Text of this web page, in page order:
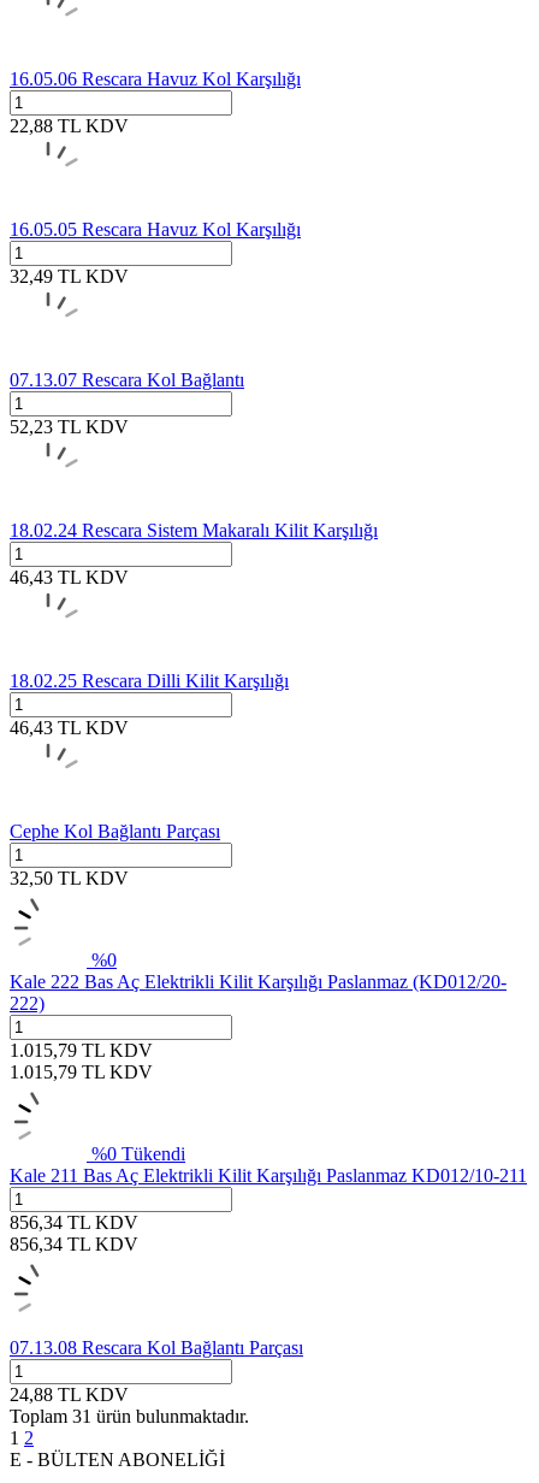
16.05.06 Rescara Havuz Kol Karşılığı
22,88 TL KDV
16.05.05 Rescara Havuz Kol Karşılığı
32,49 TL KDV
07.13.07 Rescara Kol Bağlantı
52,23 TL KDV
18.02.24 Rescara Sistem Makaralı Kilit Karşılığı
46,43 TL KDV
18.02.25 Rescara Dilli Kilit Karşılığı
46,43 TL KDV
Cephe Kol Bağlantı Parçası
32,50 TL KDV
%0
Kale 222 Bas Aç Elektrikli Kilit Karşılığı Paslanmaz (KD012/20-
222)
1.015,79 TL KDV
1.015,79 TL KDV
%0 Tükendi
Kale 211 Bas Aç Elektrikli Kilit Karşılığı Paslanmaz KD012/10-211
856,34 TL KDV
856,34 TL KDV
07.13.08 Rescara Kol Bağlantı Parçası
24,88 TL KDV
Toplam 31 ürün bulunmaktadır.
1 2
E - BÜLTEN ABONELİĞİ